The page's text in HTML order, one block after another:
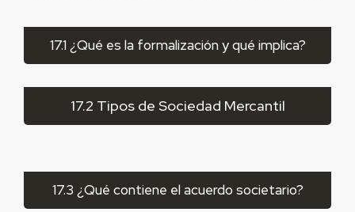
17.1 ¿Qué es la formalización y qué implica?
17.2 Tipos de Sociedad Mercantil
17.3 ¿Qué contiene el acuerdo societario?